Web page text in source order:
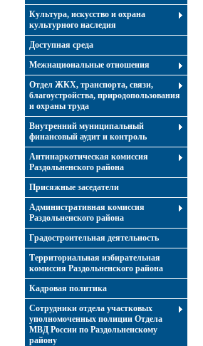
Культура, искусство и охрана
культурного наследия
Доступная среда
Межнациональные отношения
Отдел ЖКХ, транспорта, связи,
благоустройства, природопользования
и охраны труда
Внутренний муниципальный
финансовый аудит и контроль
Антинаркотическая комиссия
Раздольненского района
Присяжные заседатели
Административная комиссия
Раздольненского района
Градостроительная деятельность
Территориальная избирательная
комиссия Раздольненского района
Кадровая политика
Сотрудники отдела участковых
уполномоченных полиции Отдела
МВД России по Раздольненскому
району